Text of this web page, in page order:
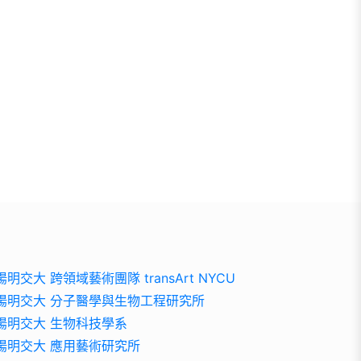
明交大 跨領域藝術團隊 transArt NYCU
明交大 分子醫學與生物工程研究所
明交大 生物科技學系
明交大 應用藝術研究所